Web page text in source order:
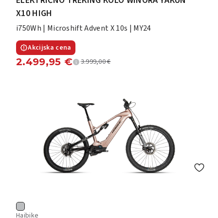
X10 HIGH
i750Wh | Microshift Advent X 10s | MY24
Akcijska cena
2.499,95 € 3.999,00€
Haibike